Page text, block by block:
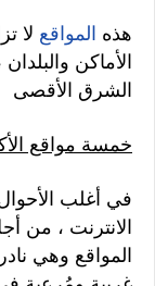
هذه المواقع لا
الأماكن
الشرق الأقصى
خمسة مواقع
في أغلب
الانترنت ، من
المواقع وهي